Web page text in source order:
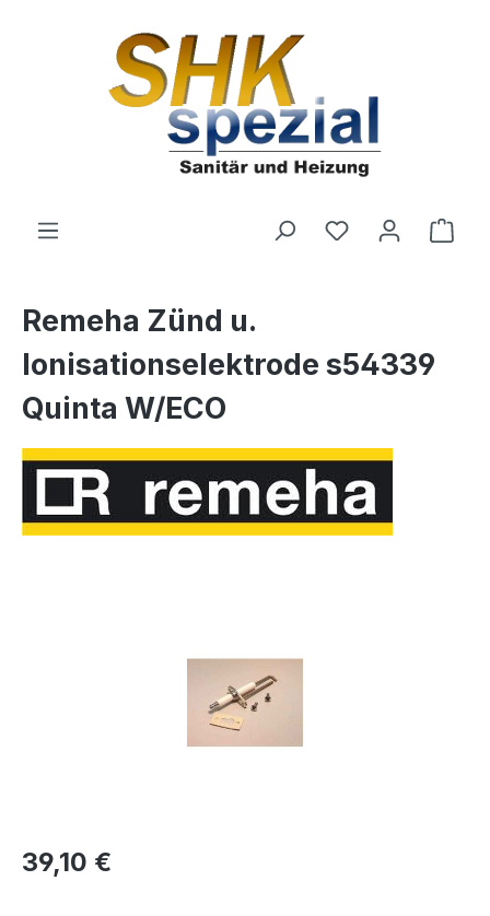
Du hast 0
Remeha Zünd u.
Ionisationselektrode s54339
Quinta W/ECO
Regulärer Preis:
39,10 €